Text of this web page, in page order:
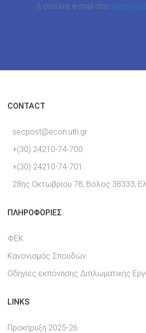
ή στείλτε e-mail στο
CONTACT
secpost@econ.uth.gr
+(30) 24210-74-700
+(30) 24210-74-701
28ης Οκτωβρίου 78, Βόλος 38333,
ΠΛΗΡΟΦΟΡΊΕΣ
ΦΕΚ
Κανονισμός Σπουδών
Οδηγίες εκπόνησης Διπλωματικής
LINKS
Προκήρυξη 2025-26